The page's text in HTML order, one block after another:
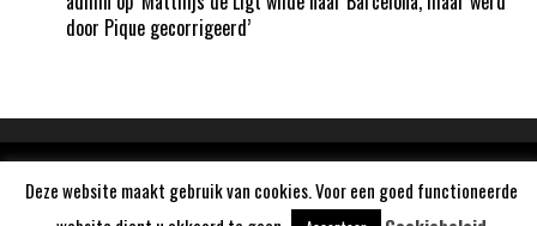
door Pique gecorrigeerd’
Aangedreven doorWordPress
Deze website maakt gebruik van cookies. Voor een goed functioneerde